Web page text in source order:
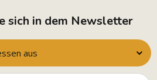
sich in dem Newsletter
aus